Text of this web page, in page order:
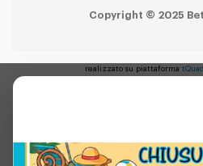
Copyright © 2025
realizzato su piattaforma